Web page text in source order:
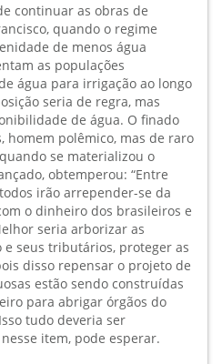
continuar as obras de
quando o regime
de menos água
as populações
água para irrigação ao longo
seria de regra, mas
de água. O finado
homem polêmico, mas de raro
se materializou o
obtemperou: “Entre
irão arrepender-se da
o dinheiro dos brasileiros e
seria arborizar as
e seus tributários, proteger as
disso repensar o projeto de
estão sendo construídas
para abrigar órgãos do
tudo deveria ser
item, pode esperar.